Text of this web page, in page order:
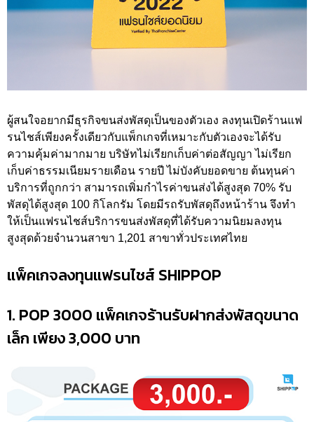
ผู้สนใจอยากมีธุรกิจขนส่งพัสดุเป็นของตัวเอง ลงทุนเปิดร้านแฟ
รนไชส์เพียงครั้งเดียวกับแพ็กเกจที่เหมาะกับตัวเองจะได้รับ
ความคุ้มค่ามากมาย บริษัทไม่เรียกเก็บค่าต่อสัญญา ไม่เรียก
เก็บค่าธรรมเนียมรายเดือน รายปี ไม่บังคับยอดขาย ต้นทุนค่า
บริการที่ถูกกว่า สามารถเพิ่มกำไรค่าขนส่งได้สูงสุด 70% รับ
พัสดุได้สูงสุด 100 กิโลกรัม โดยมีรถรับพัสดุถึงหน้าร้าน จึงทำ
ให้เป็นแฟรนไชส์บริการขนส่งพัสดุที่ได้รับความนิยมลงทุน
สูงสุดด้วยจำนวนสาขา 1,201 สาขาทั่วประเทศไทย
แพ็คเกจลงทุนแฟรนไชส์ SHIPPOP
1. POP 3000 แพ็คเกจร้านรับฝากส่งพัสดุขนาด
เล็ก เพียง 3,000 บาท